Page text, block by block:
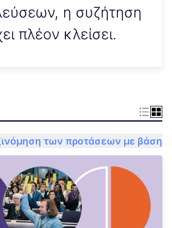
η συζήτηση
πλέον κλείσει.
των προτάσεων με βάση